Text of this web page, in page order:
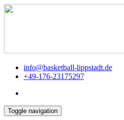
info@basketball-lippstadt.de
+49-176-23175297
Toggle navigation